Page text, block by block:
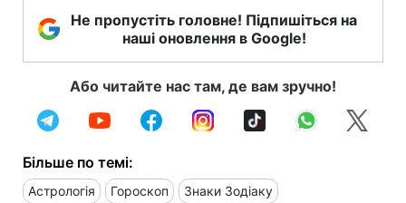
Не пропустіть головне! Підпишіться на
наші оновлення в Google!
Або читайте нас там, де вам зручно!
Більше по темі:
Астрологія Гороскоп Знаки Зодіаку